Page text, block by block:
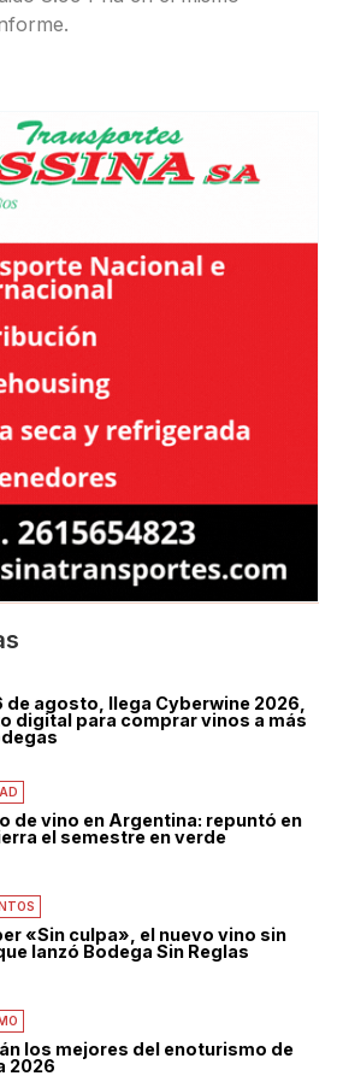
de agosto, llega Cyberwine 2026,
digital para comprar vinos a más
de vino en Argentina: repuntó en
el semestre en verde
«Sin culpa», el nuevo vino sin
lanzó Bodega Sin Reglas
los mejores del enoturismo de
2026